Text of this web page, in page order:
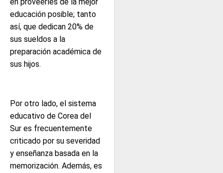
en proveerles de la mejor
educación posible; tanto
así, que dedican 20% de
sus sueldos a la
preparación académica de
sus hijos.
Por otro lado, el sistema
educativo de Corea del
Sur es frecuentemente
criticado por su severidad
y enseñanza basada en la
memorización. Además, es